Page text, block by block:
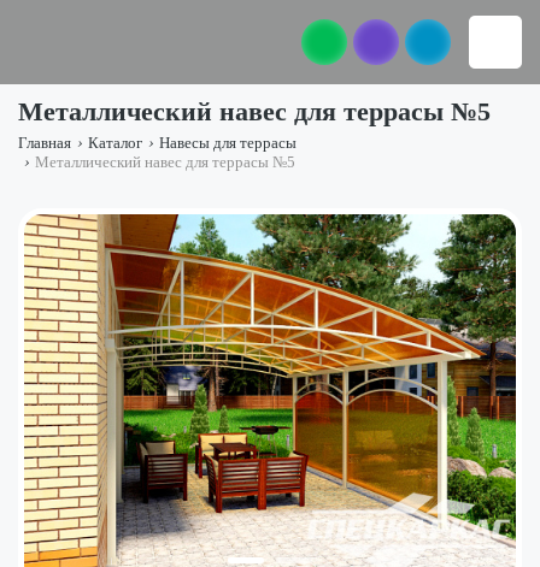
Металлический навес для террасы №5
Главная › Каталог › Навесы для террасы
› Металлический навес для террасы №5